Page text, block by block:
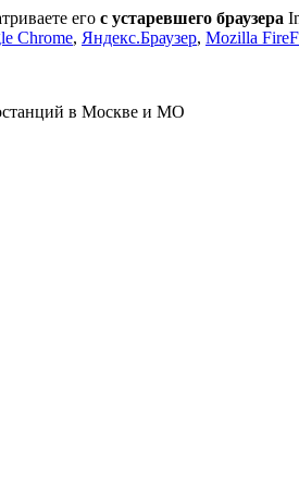
его с устаревшего браузера
Chrome, Яндекс.Браузер, Mozilla
в Москве и МО